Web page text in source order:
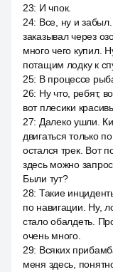
23: И чпок.
24: Все, ну и забыл.
заказывал через
много чего купил.
потащим лодку к
25: В процессе
26: Ну что, ребят,
вот плесики
27: Далеко ушли.
двигаться только
остался трек. Вот
здесь можно
Были тут?
28: Такие
по навигации. Ну,
стало обалдеть.
очень много.
29: Всяких
меня здесь,